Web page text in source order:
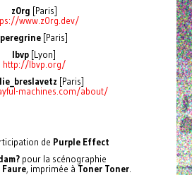
z0rg [Paris]
www.z0rg.dev/
peregrine [Paris]
lbvp [Lyon]
http://lbvp.org/
[Paris]
machines.com/about/
de Purple Effect
pour la scénographie
, imprimée à Toner Toner.